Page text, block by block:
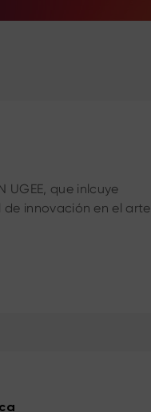
UGEE, que inlcuye
innovación en el arte